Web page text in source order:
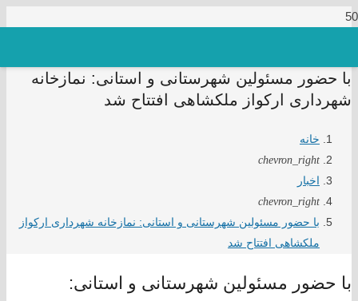
با حضور مسئولین شهرستانی و استانی: نمازخانه
شهرداری ارکواز ملکشاهی افتتاح شد
خانه
chevron_right
اخبار
chevron_right
با حضور مسئولین شهرستانی و استانی: نمازخانه شهرداری ارکواز
ملکشاهی افتتاح شد
با حضور مسئولین شهرستانی و استانی: